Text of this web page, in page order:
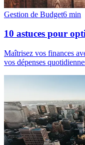
Gestion de Budget6 min
10 astuces pour
Maîtrisez vos finances
vos dépenses